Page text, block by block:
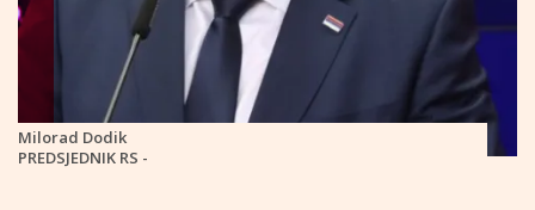
Milorad Dodik
PREDSJEDNIK RS -